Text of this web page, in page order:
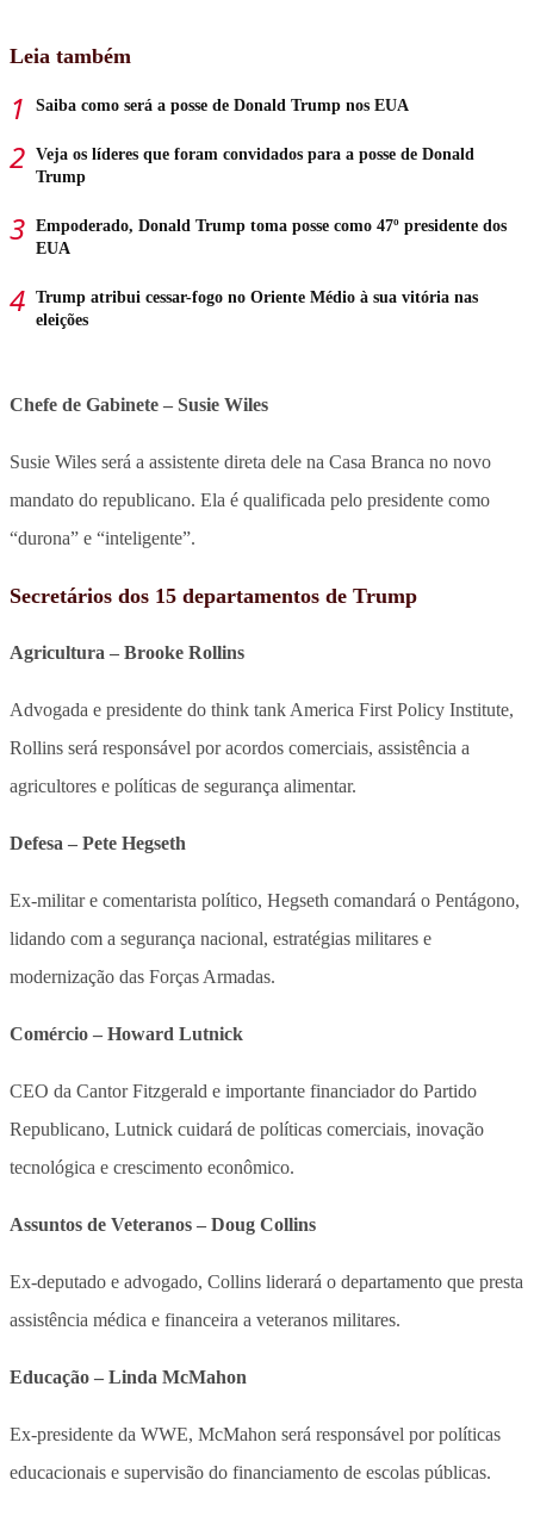
Leia também
Saiba como será a posse de Donald Trump nos EUA
Veja os líderes que foram convidados para a posse de Donald
Trump
Empoderado, Donald Trump toma posse como 47º presidente dos
EUA
Trump atribui cessar-fogo no Oriente Médio à sua vitória nas
eleições
Chefe de Gabinete – Susie Wiles
Susie Wiles será a assistente direta dele na Casa Branca no novo
mandato do republicano. Ela é qualificada pelo presidente como
“durona” e “inteligente”.
Secretários dos 15 departamentos de Trump
Agricultura – Brooke Rollins
Advogada e presidente do think tank America First Policy Institute,
Rollins será responsável por acordos comerciais, assistência a
agricultores e políticas de segurança alimentar.
Defesa – Pete Hegseth
Ex-militar e comentarista político, Hegseth comandará o Pentágono,
lidando com a segurança nacional, estratégias militares e
modernização das Forças Armadas.
Comércio – Howard Lutnick
CEO da Cantor Fitzgerald e importante financiador do Partido
Republicano, Lutnick cuidará de políticas comerciais, inovação
tecnológica e crescimento econômico.
Assuntos de Veteranos – Doug Collins
Ex-deputado e advogado, Collins liderará o departamento que presta
assistência médica e financeira a veteranos militares.
Educação – Linda McMahon
Ex-presidente da WWE, McMahon será responsável por políticas
educacionais e supervisão do financiamento de escolas públicas.